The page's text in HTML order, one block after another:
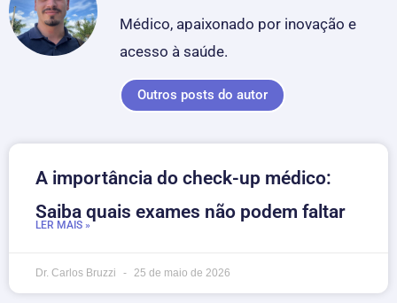
Médico, apaixonado por inovação e
acesso à saúde.
Outros posts do autor
A importância do check-up médico:
Saiba quais exames não podem faltar
LER MAIS »
Dr. Carlos Bruzzi 25 de maio de 2026